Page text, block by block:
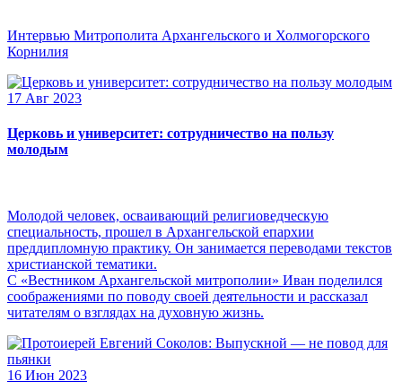
Интервью Митрополита Архангельского и Холмогорского
Корнилия
17 Авг 2023
Церковь и университет: сотрудничество на пользу
молодым
Молодой человек, осваивающий религиоведческую
специальность, прошел в Архангельской епархии
преддипломную практику. Он занимается переводами текстов
христианской тематики.
С «Вестником Архангельской митрополии» Иван поделился
соображениями по поводу своей деятельности и рассказал
читателям о взглядах на духовную жизнь.
16 Июн 2023